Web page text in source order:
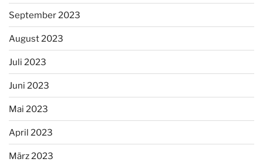
September 2023
August 2023
Juli 2023
Juni 2023
Mai 2023
April 2023
März 2023